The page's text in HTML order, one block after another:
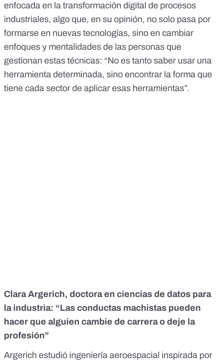
enfocada en la transformación digital de procesos
industriales, algo que, en su opinión, no solo pasa por
formarse en nuevas tecnologías, sino en cambiar
enfoques y mentalidades de las personas que
gestionan estas técnicas: “No es tanto saber usar una
herramienta determinada, sino encontrar la forma que
tiene cada sector de aplicar esas herramientas”.
Clara Argerich, doctora en ciencias de datos para
la industria: “Las conductas machistas pueden
hacer que alguien cambie de carrera o deje la
profesión”
Argerich estudió ingeniería aeroespacial inspirada por